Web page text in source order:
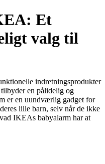
Et
valg til
indretningsprodukter
en pålidelig og
er en uundværlig gadget for
lille barn, selv når de ikke
IKEAs babyalarm har at